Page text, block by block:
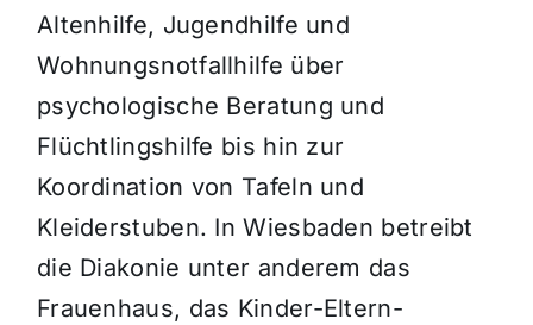
Altenhilfe, Jugendhilfe und
Wohnungsnotfallhilfe über
psychologische Beratung und
Flüchtlingshilfe bis hin zur
Koordination von Tafeln und
Kleiderstuben. In Wiesbaden betreibt
die Diakonie unter anderem das
Frauenhaus, das Kinder-Eltern-